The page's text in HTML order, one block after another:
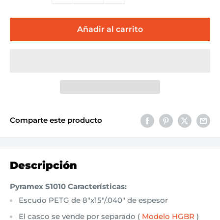
Añadir al carrito
Comparte este producto
Descripción
Pyramex S1010 Características:
Escudo PETG de 8"x15"/.040" de espesor
El casco se vende por separado ( Modelo HGBR )